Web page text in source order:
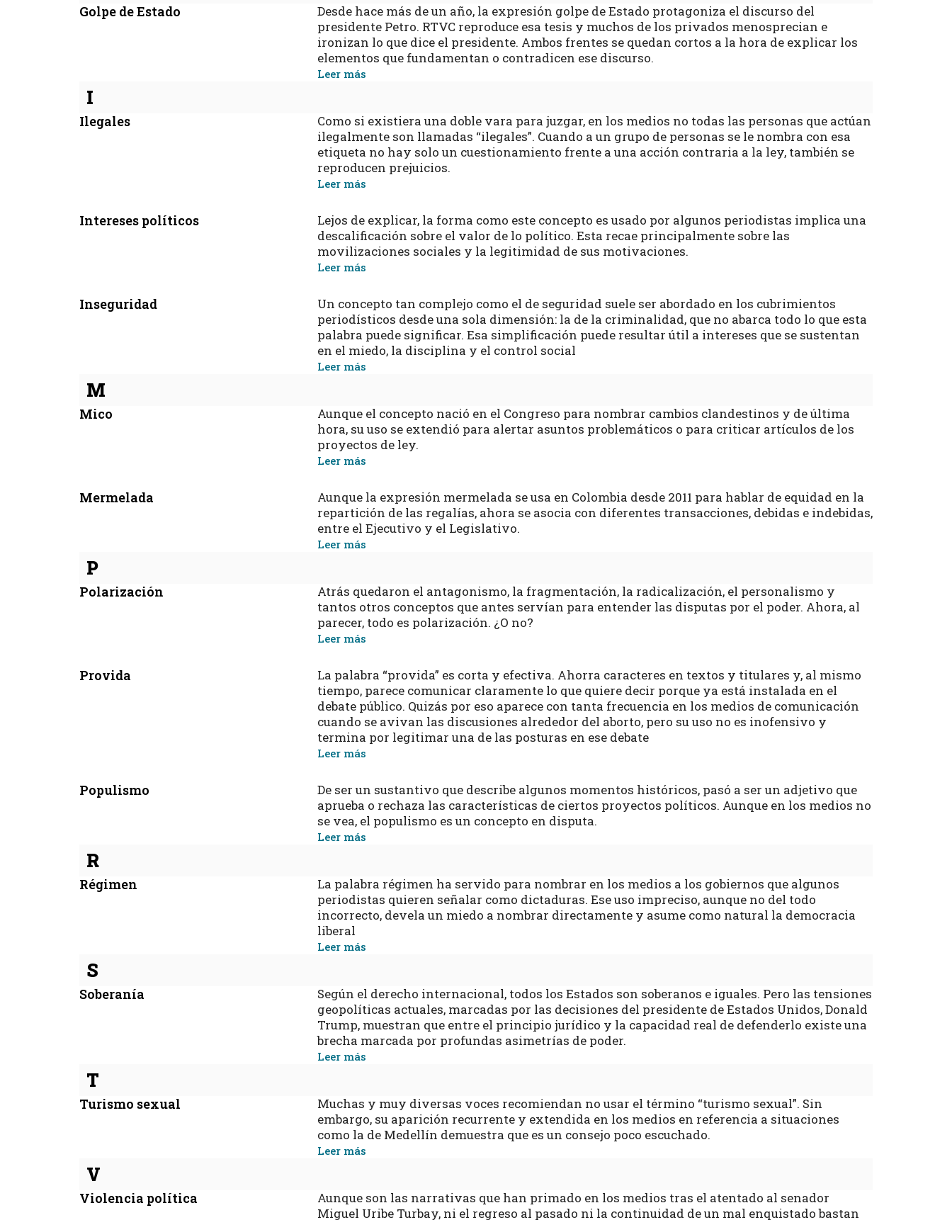
Golpe de Estado
Desde hace más de un año, la expresión golpe de Estado protagoniza el discurso del
presidente Petro. RTVC reproduce esa tesis y muchos de los privados menosprecian e
ironizan lo que dice el presidente. Ambos frentes se quedan cortos a la hora de explicar los
elementos que fundamentan o contradicen ese discurso.
Leer más
I
Ilegales
Como si existiera una doble vara para juzgar, en los medios no todas las personas que actúan
ilegalmente son llamadas “ilegales”. Cuando a un grupo de personas se le nombra con esa
etiqueta no hay solo un cuestionamiento frente a una acción contraria a la ley, también se
reproducen prejuicios.
Leer más
Intereses políticos
Lejos de explicar, la forma como este concepto es usado por algunos periodistas implica una
descalificación sobre el valor de lo político. Esta recae principalmente sobre las
movilizaciones sociales y la legitimidad de sus motivaciones.
Leer más
Inseguridad
Un concepto tan complejo como el de seguridad suele ser abordado en los cubrimientos
periodísticos desde una sola dimensión: la de la criminalidad, que no abarca todo lo que esta
palabra puede significar. Esa simplificación puede resultar útil a intereses que se sustentan
en el miedo, la disciplina y el control social
Leer más
M
Mico
Aunque el concepto nació en el Congreso para nombrar cambios clandestinos y de última
hora, su uso se extendió para alertar asuntos problemáticos o para criticar artículos de los
proyectos de ley.
Leer más
Mermelada
Aunque la expresión mermelada se usa en Colombia desde 2011 para hablar de equidad en la
repartición de las regalías, ahora se asocia con diferentes transacciones, debidas e indebidas,
entre el Ejecutivo y el Legislativo.
Leer más
P
Polarización
Atrás quedaron el antagonismo, la fragmentación, la radicalización, el personalismo y
tantos otros conceptos que antes servían para entender las disputas por el poder. Ahora, al
parecer, todo es polarización. ¿O no?
Leer más
Provida
La palabra “provida” es corta y efectiva. Ahorra caracteres en textos y titulares y, al mismo
tiempo, parece comunicar claramente lo que quiere decir porque ya está instalada en el
debate público. Quizás por eso aparece con tanta frecuencia en los medios de comunicación
cuando se avivan las discusiones alrededor del aborto, pero su uso no es inofensivo y
termina por legitimar una de las posturas en ese debate
Leer más
Populismo
De ser un sustantivo que describe algunos momentos históricos, pasó a ser un adjetivo que
aprueba o rechaza las características de ciertos proyectos políticos. Aunque en los medios no
se vea, el populismo es un concepto en disputa.
Leer más
R
Régimen
La palabra régimen ha servido para nombrar en los medios a los gobiernos que algunos
periodistas quieren señalar como dictaduras. Ese uso impreciso, aunque no del todo
incorrecto, devela un miedo a nombrar directamente y asume como natural la democracia
liberal
Leer más
S
Soberanía
Según el derecho internacional, todos los Estados son soberanos e iguales. Pero las tensiones
geopolíticas actuales, marcadas por las decisiones del presidente de Estados Unidos, Donald
Trump, muestran que entre el principio jurídico y la capacidad real de defenderlo existe una
brecha marcada por profundas asimetrías de poder.
Leer más
T
Turismo sexual
Muchas y muy diversas voces recomiendan no usar el término “turismo sexual”. Sin
embargo, su aparición recurrente y extendida en los medios en referencia a situaciones
como la de Medellín demuestra que es un consejo poco escuchado.
Leer más
V
Violencia política
Aunque son las narrativas que han primado en los medios tras el atentado al senador
Miguel Uribe Turbay, ni el regreso al pasado ni la continuidad de un mal enquistado bastan